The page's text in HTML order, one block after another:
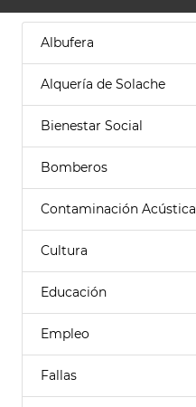
Albufera
Alquería de Solache
Bienestar Social
Bomberos
Contaminación Acústica
Cultura
Educación
Empleo
Fallas